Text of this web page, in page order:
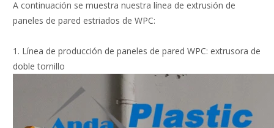
A continuación se muestra nuestra línea de extrusión de
paneles de pared estriados de WPC:
1. Línea de producción de paneles de pared WPC: extrusora de
doble tornillo